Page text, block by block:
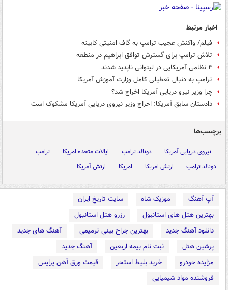
اخبار مرتبط
فیلم/ واکنش عجیب ترامپ به گاف امنیتی کابینه
تلاش ترامپ برای گسترش توافق ابراهیم در منطقه
۴ نظامی آمریکایی در لیتوانی ناپدید شدند
ترامپ به‌ دنبال تعطیلی کامل وزارت آموزش آمریکا
چرا وزیر نیرو دریایی آمریکا اخراج شد؟
دادستان سابق آمریکا: اخراج وزیر نیروی دریایی آمریکا مشکوک است
برچسب‌ها
نیروی دریایی آمریکا دونالد ترامپ ایالات متحده امریکا
ترامپ
دونالد ترامپ
ارتش امریکا امریکا ارتش آمریکا
آپ آهنگ موزیک شاه
سایت تاریخ ایران
بهترین هتل های استانبول
رزرو هتل استانبول
دانلود آهنگ جدید
بهترین جراح بینی ترمیمی
آهنگ های جدید
پرشین هتل
ثبت نام بیمه اربعین
آهنگ جدید
مزایده خودرو
خرید بلیط استخر
قیمت ورق آهن پرایس
فروشنده مواد شیمیایی